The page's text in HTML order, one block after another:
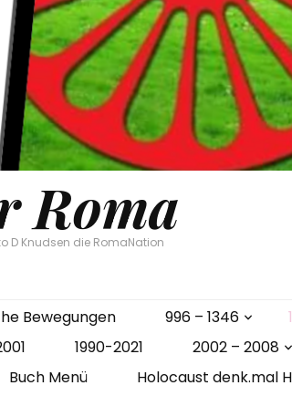
Roma
D Knudsen die RomaNation
Bewegungen 996 – 1346
1990-2021
2002 – 2008
Buch Menü
Holocaust denk.mal